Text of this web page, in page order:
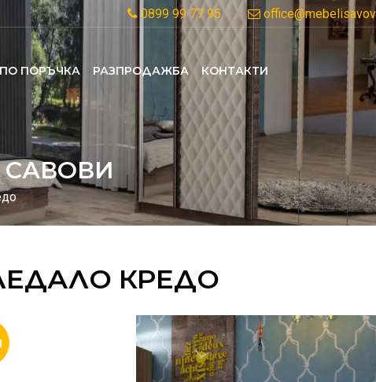
0899 99 77 95
ПО ПОРЪЧКА РАЗПРОДАЖБА КОНТАКТИ
КРЕДО